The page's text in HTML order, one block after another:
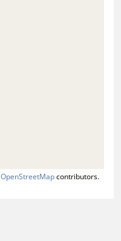
OpenStreetMapcontributors.